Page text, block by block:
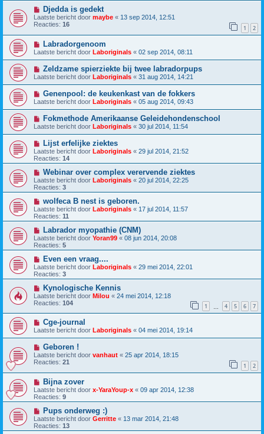
Djedda is gedekt
Laatste bericht door maybe « 13 sep 2014, 12:51
Reacties: 16 1 2
Labradorgenoom
Laatste bericht door Laboriginals « 02 sep 2014, 08:11
Zeldzame spierziekte bij twee labradorpups
Laatste bericht door Laboriginals « 31 aug 2014, 14:21
Genenpool: de keukenkast van de fokkers
Laatste bericht door Laboriginals « 05 aug 2014, 09:43
Fokmethode Amerikaanse Geleidehondenschool
Laatste bericht door Laboriginals « 30 jul 2014, 11:54
Lijst erfelijke ziektes
Laatste bericht door Laboriginals « 29 jul 2014, 21:52
Reacties: 14
Webinar over complex verervende ziektes
Laatste bericht door Laboriginals « 20 jul 2014, 22:25
Reacties: 3
wolfeca B nest is geboren.
Laatste bericht door Laboriginals « 17 jul 2014, 11:57
Reacties: 11
Labrador myopathie (CNM)
Laatste bericht door Yoran99 « 08 jun 2014, 20:08
Reacties: 5
Even een vraag....
Laatste bericht door Laboriginals « 29 mei 2014, 22:01
Reacties: 3
Kynologische Kennis
Laatste bericht door Milou « 24 mei 2014, 12:18
Reacties: 104 1 4 5 6 7
Cge-journal
Laatste bericht door Laboriginals « 04 mei 2014, 19:14
Geboren !
Laatste bericht door vanhaut « 25 apr 2014, 18:15
Reacties: 21 1 2
Bijna zover
Laatste bericht door x-YaraYoup-x « 09 apr 2014, 12:38
Reacties: 9
Pups onderweg :)
Laatste bericht door Gerritte « 13 mar 2014, 21:48
Reacties: 13